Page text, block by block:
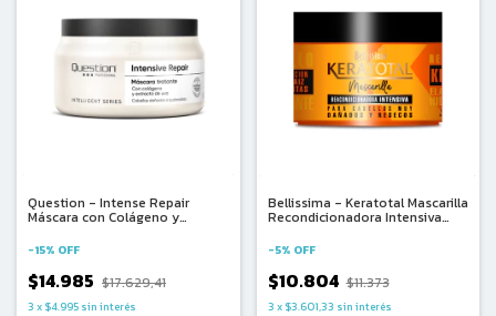
Question - Intense Repair
Máscara con Colágeno y
-15% OFF
$14.985 $17.629,41
3 x $4.995 sin interés
Bellissima - Keratotal Mascarilla
Recondicionadora Intensiva
-5% OFF
$10.804 $11.373
3 x $3.601,33 sin interés